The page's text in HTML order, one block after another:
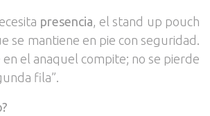
presencia, el stand up pouch
se mantiene en pie con seguridad.
en el anaquel compite; no se pierde
fila”.